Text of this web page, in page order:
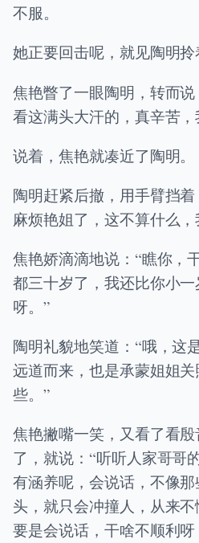
不服。
她正要回击呢，就见陶明拎
焦艳瞥了一眼陶明，转而说
看这满头大汗的，真辛苦
说着，焦艳就凑近了陶明。
陶明赶紧后撤，用手臂挡
麻烦艳姐了，这不算什么
焦艳娇滴滴地说：“瞧你，
都三十岁了，我还比你小
呀。”
陶明礼貌地笑道：“哦，这
远道而来，也是承蒙姐姐
些。”
焦艳撇嘴一笑，又看了看
了，就说：“听听人家哥哥
有涵养呢，会说话，不像
头，就只会冲撞人，从来
要是会说话，干啥不顺利